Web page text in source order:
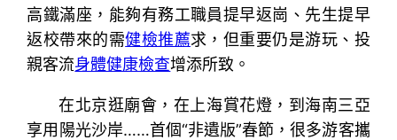
高鐵滿座，能夠有務工職員提早返崗、先生提早
返校帶來的需健檢推薦求，但重要仍是游玩、投
親客流身體健康檢查增添所致。
在北京逛廟會，在上海賞花燈，到海南三亞
享用陽光沙岸……首個“非遺版”春節，很多游客攜